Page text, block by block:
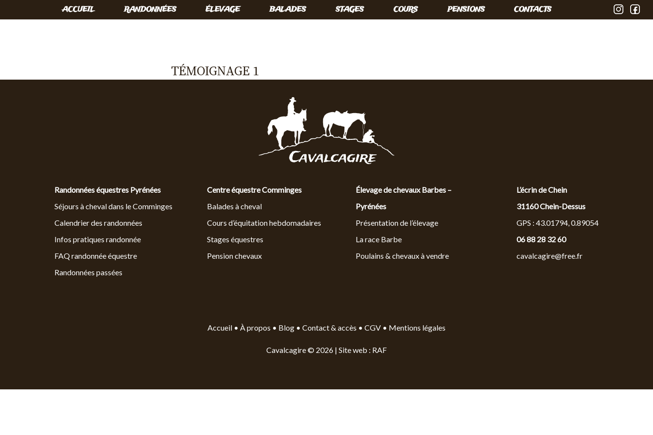
the
ACCUEIL RANDONNÉES ÉLEVAGE BALADES STAGES COURS PENSIONS CONTACTS
TÉMOIGNAGE 1
Randonnées équestres Pyrénées
Séjours à cheval dans le Comminges
Calendrier des randonnées
Infos pratiques randonnée
FAQ randonnée équestre
Randonnées passées
Centre équestre Comminges
Balades à cheval
Cours d’équitation hebdomadaires
Stages équestres
Pension chevaux
Élevage de chevaux Barbes –
Pyrénées
Présentation de l’élevage
La race Barbe
Poulains & chevaux à vendre
L’écrin de Chein
31160 Chein-Dessus
GPS : 43.01794, 0.89054
06 88 28 32 60
cavalcagire@free.fr
Accueil• À propos • Blog • Contact & accès • CGV• Mentions légales
Cavalcagire © 2026 | Site web : RAF